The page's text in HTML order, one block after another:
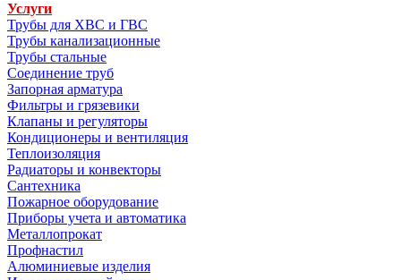
Услуги
Трубы для ХВС и ГВС
Трубы канализационные
Трубы стальные
Соединение труб
Запорная арматура
Фильтры и грязевики
Клапаны и регуляторы
Кондиционеры и вентиляция
Теплоизоляция
Радиаторы и конвекторы
Сантехника
Пожарное оборудование
Приборы учета и автоматика
Металлопрокат
Профнастил
Алюминиевые изделия